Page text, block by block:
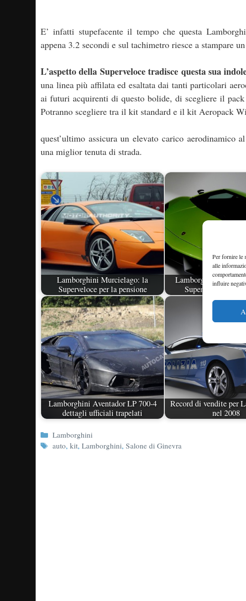
Per fornire le
alle
influire
E’ infatti stupefacente il tempo che questa
appena 3.2 secondi e sul tachimetro riesce a stampare
L’aspetto della Superveloce tradisce questa sua
una linea più affilata ed esaltata dai tanti particolari
ai futuri acquirenti di questo bolide, di scegliere il
Potranno scegliere tra il kit standard e il kit Aeropack
quest’ultimo assicura un elevato carico aerodinamico
una miglior tenuta di strada.
Lamborghini Murcielago: la
Superveloce per la pensione
Lamborghini
SuperLeggera al
Lamborghini Aventador LP 700-4
dettagli ufficiali trapelati
Record di vendite per
nel 2008
Categorie
Lamborghini
Tag
auto,kit,Lamborghini,Salone di Ginevra